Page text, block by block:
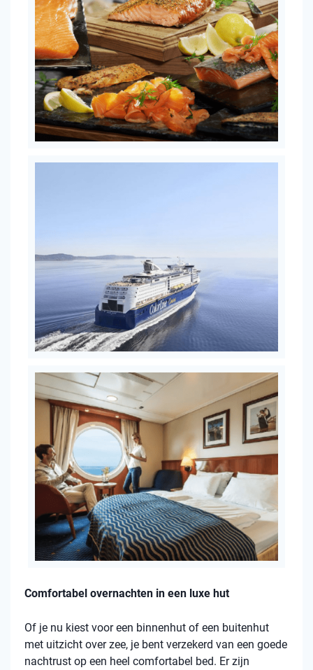
Comfortabel overnachten in een luxe hut
Of je nu kiest voor een binnenhut of een buitenhut
met uitzicht over zee, je bent verzekerd van een goede
nachtrust op een heel comfortabel bed. Er zijn